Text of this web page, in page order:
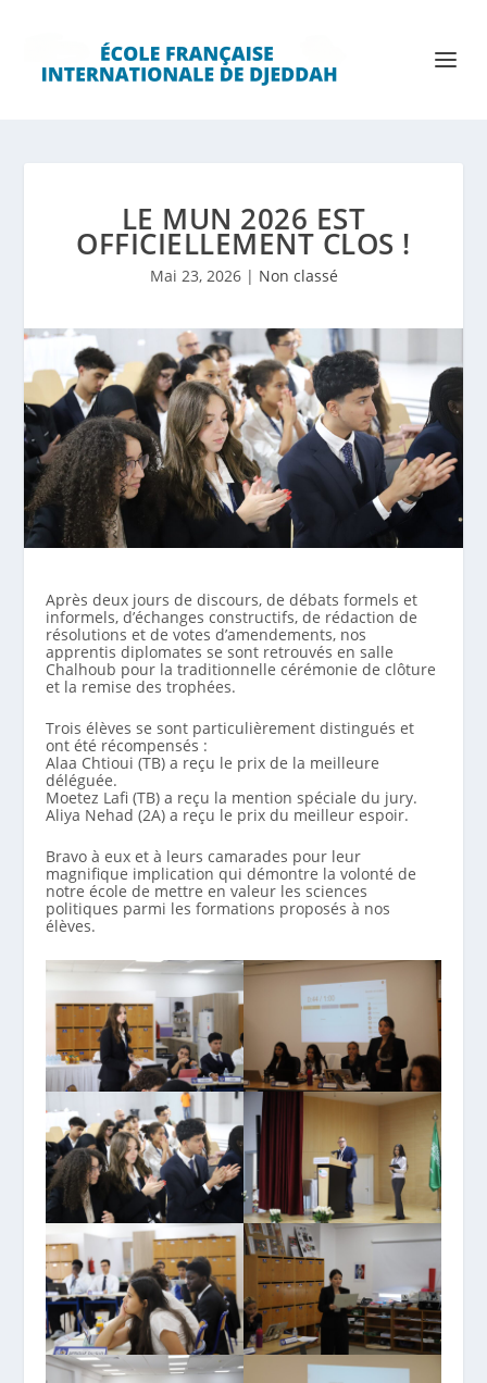
LE MUN 2026 EST
OFFICIELLEMENT CLOS !
Mai 23, 2026| Non classé
Après deux jours de discours, de débats formels et
informels, d’échanges constructifs, de rédaction de
résolutions et de votes d’amendements, nos
apprentis diplomates se sont retrouvés en salle
Chalhoub pour la traditionnelle cérémonie de clôture
et la remise des trophées.
Trois élèves se sont particulièrement distingués et
ont été récompensés :
Alaa Chtioui (TB) a reçu le prix de la meilleure
déléguée.
Moetez Lafi (TB) a reçu la mention spéciale du jury.
Aliya Nehad (2A) a reçu le prix du meilleur espoir.
Bravo à eux et à leurs camarades pour leur
magnifique implication qui démontre la volonté de
notre école de mettre en valeur les sciences
politiques parmi les formations proposés à nos
élèves.